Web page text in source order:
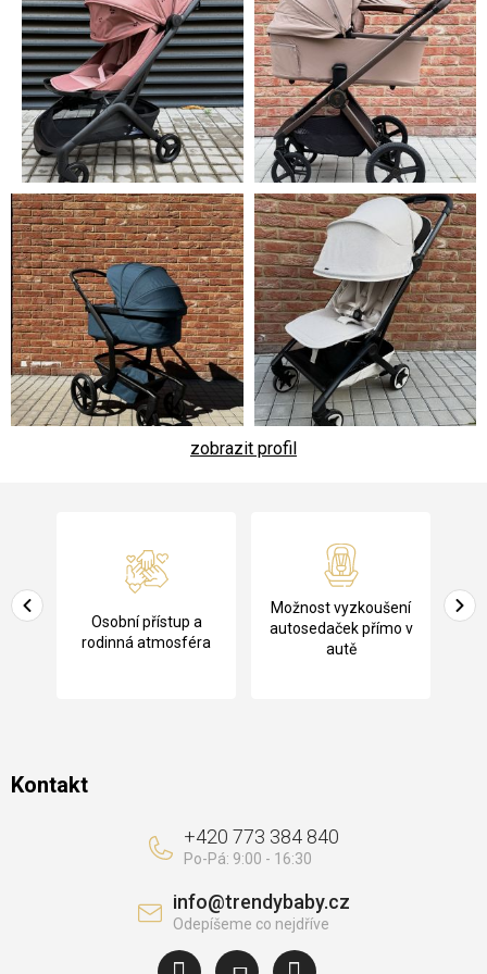
zobrazit profil
a
Osobní přístup a
rodinná atmosféra
Možnost vyzkoušení
autosedaček přímo v
autě
Kontakt
info@trendybaby.cz
+420 773 384 840